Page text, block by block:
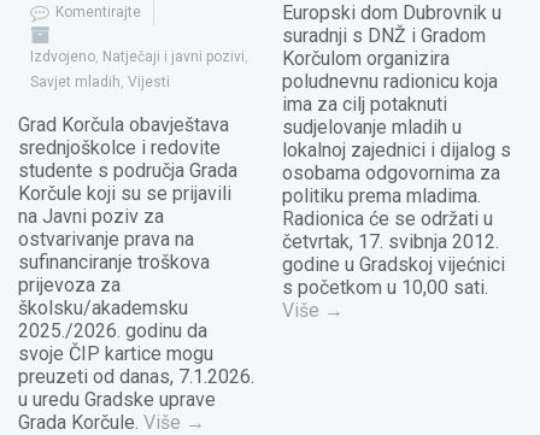
Komentirajte
Izdvojeno, Natječaji i javni pozivi,
Savjet mladih, Vijesti
Grad Korčula obavještava
srednjoškolce i redovite
studente s područja Grada
Korčule koji su se prijavili
na Javni poziv za
ostvarivanje prava na
sufinanciranje troškova
prijevoza za
školsku/akademsku
2025./2026. godinu da
svoje ČIP kartice mogu
preuzeti od danas, 7.1.2026.
u uredu Gradske uprave
Grada Korčule. Više →
Europski dom Dubrovnik u
suradnji s DNŽ i Gradom
Korčulom organizira
poludnevnu radionicu koja
ima za cilj potaknuti
sudjelovanje mladih u
lokalnoj zajednici i dijalog s
osobama odgovornima za
politiku prema mladima.
Radionica će se održati u
četvrtak, 17. svibnja 2012.
godine u Gradskoj vijećnici
s početkom u 10,00 sati.
Više →